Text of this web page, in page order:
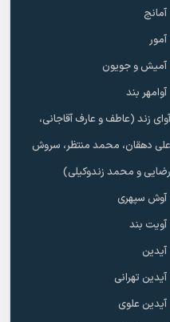
آمانج
آمور
آمیش و جویون
آوامهر بند
آوای زند (عاطف و عارف آقاجانی،
علی دهقان، محمد منتظر، سروش
رضایی و محمد زندوکیلی)
آوش سپهری
آویت بند
آیدین
آیدین تهرانی
آیدین علوی